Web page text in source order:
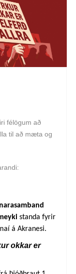
félögum að
til að mæta og
standa fyrir
á Akranesi.
okkar er